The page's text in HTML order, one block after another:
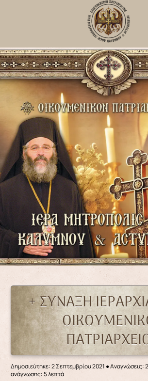
+ ΣΥΝΑΞΗ
Δημοσιεύτηκε: 2 Σεπτεμβρίου 2021 ●Αναγνώσεις:
ανάγνωσης: 5 λεπτά